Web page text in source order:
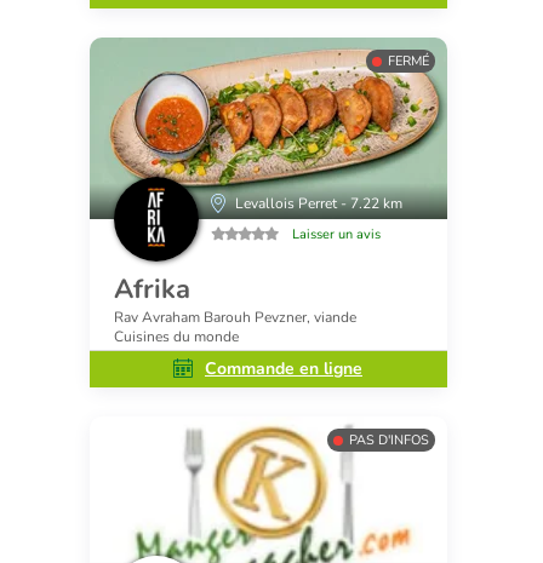
FERMÉ
Levallois Perret - 7.22 km
Laisser un avis
Afrika
Rav Avraham Barouh Pevzner, viande
Cuisines du monde
Commande en ligne
PAS D'INFOS